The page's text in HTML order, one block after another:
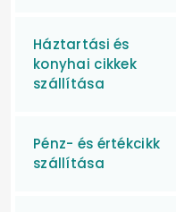
Háztartási és
konyhai cikkek
szállítása
Pénz- és értékcikk
szállítása